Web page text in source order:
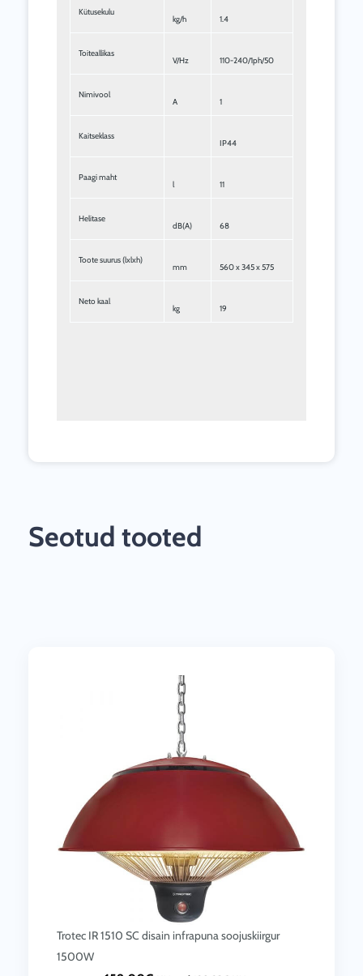
Kütusekulu
kg/h 1.4
Toiteallikas
V/Hz 110-240/1ph/50
Nimivool
A 1
Kaitseklass
IP44
Paagi maht
l 11
Helitase
dB(A) 68
Toote suurus (lxlxh)
mm 560 x 345 x 575
Neto kaal
kg 19
Seotud tooted
Trotec IR 1510 SC disain infrapuna soojuskiirgur
1500W